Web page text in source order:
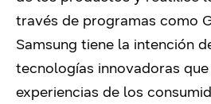
través de programas como
Samsung tiene la intención
tecnologías innovadoras
experiencias de los